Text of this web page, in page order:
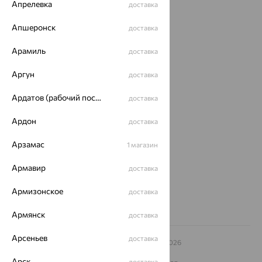
Акции
Магазины
ул. Зегеля, 27/2
8 (800) 250-02-30
© ООО «Ювелирный дом «Кристалл»,2009 – 2026
Апрелевка доставка
Апшеронск доставка
Арамиль доставка
Аргун доставка
Ардатов (рабочий поселок) доставка
Ардон доставка
Арзамас 1 магазин
Армавир доставка
Армизонское доставка
Армянск доставка
Арсеньев доставка